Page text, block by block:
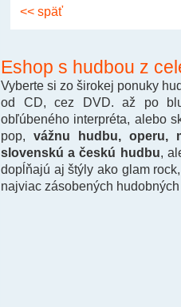
<< späť
Eshop s hudbou z
Vyberte si zo širokej ponuky
od CD, cez DVD. až po
obľúbeného interpréta, alebo
pop, vážnu hudbu, operu,
slovenskú a českú hudbu ,
dopĺňajú aj štýly ako glam
najviac zásobených